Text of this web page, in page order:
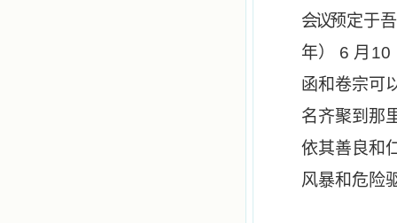
会议预定于
年） 6 月 10
函和卷宗可
名齐聚到那
依其善良和
风暴和危险